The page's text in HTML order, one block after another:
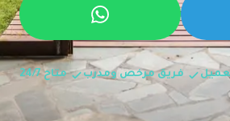
فريق مرخص ومدرب متاح 24/7